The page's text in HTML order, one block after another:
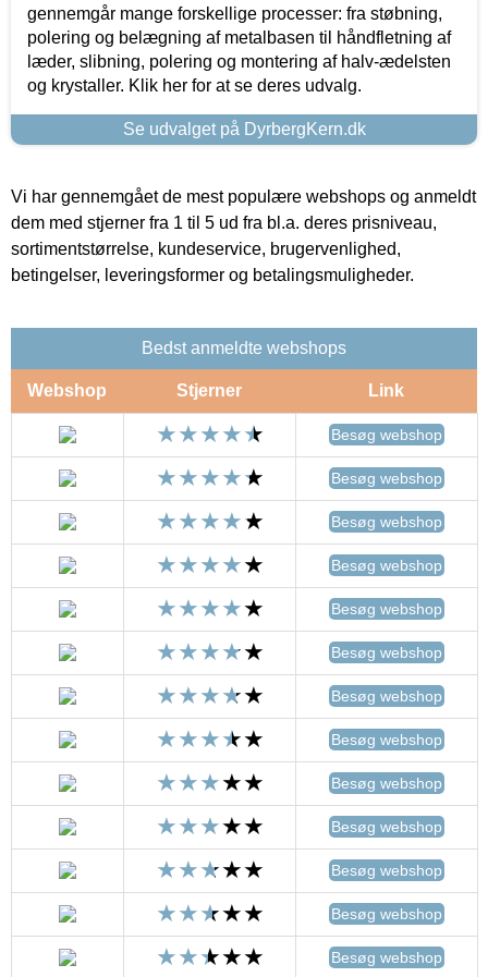
gennemgår mange forskellige processer: fra støbning,
polering og belægning af metalbasen til håndfletning af
læder, slibning, polering og montering af halv-ædelsten
og krystaller. Klik her for at se deres udvalg.
Se udvalget på DyrbergKern.dk
Vi har gennemgået de mest populære webshops og anmeldt
dem med stjerner fra 1 til 5 ud fra bl.a. deres prisniveau,
sortimentstørrelse, kundeservice, brugervenlighed,
betingelser, leveringsformer og betalingsmuligheder.
Bedst anmeldte webshops
Webshop Stjerner Link
Besøg webshop
Besøg webshop
Besøg webshop
Besøg webshop
Besøg webshop
Besøg webshop
Besøg webshop
Besøg webshop
Besøg webshop
Besøg webshop
Besøg webshop
Besøg webshop
Besøg webshop